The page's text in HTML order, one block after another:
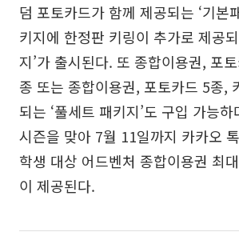
덤 포토카드가 함께 제공되는 ‘기본
키지에 한정판 키링이 추가로 제공
지’가 출시된다. 또 종합이용권, 포
종 또는 종합이용권, 포토카드 5종,
되는 ‘풀세트 패키지’도 구입 가능
시즌을 맞아 7월 11일까지 카카오
학생 대상 어드벤처 종합이용권 최
이 제공된다.